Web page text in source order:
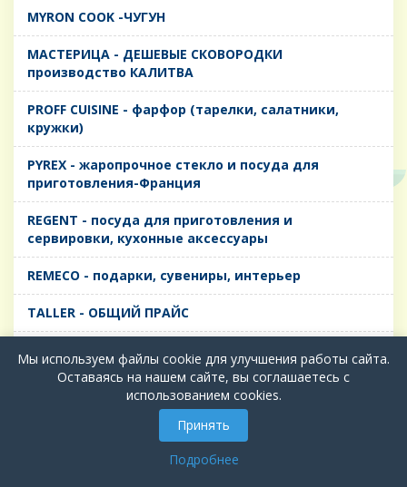
MYRON COOK -ЧУГУН
MАСТЕРИЦА - ДЕШЕВЫЕ СКОВОРОДКИ
производство КАЛИТВА
PROFF CUISINE - фарфор (тарелки, салатники,
кружки)
PYREX - жаропрочное стекло и посуда для
приготовления-Франция
REGENT - посуда для приготовления и
сервировки, кухонные аксессуары
REMECO - подарки, сувениры, интерьер
TALLER - ОБЩИЙ ПРАЙС
TIMA - посуда для приготовления и сервировки,
кухонные аксессуары
БИОСТАЛЬ - ТЕРМОСА
Мы используем файлы cookie для улучшения работы сайта.
Оставаясь на нашем сайте, вы соглашаетесь с
использованием cookies.
Принять
Подробнее